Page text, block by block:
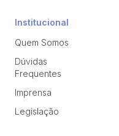
Institucional
Quem Somos
Dúvidas
Frequentes
Imprensa
Legislação